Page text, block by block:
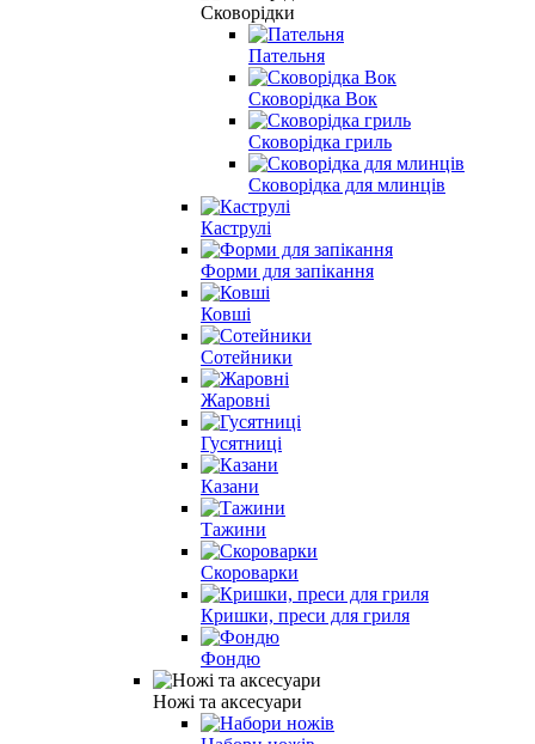
Сковорідки
Пательня
Сковорідка Вок
Сковорідка гриль
Сковорідка для млинців
Каструлі
Форми для запікання
Ковші
Сотейники
Жаровні
Гусятниці
Казани
Тажини
Скороварки
Кришки, преси для гриля
Фондю
Ножі та аксесуари